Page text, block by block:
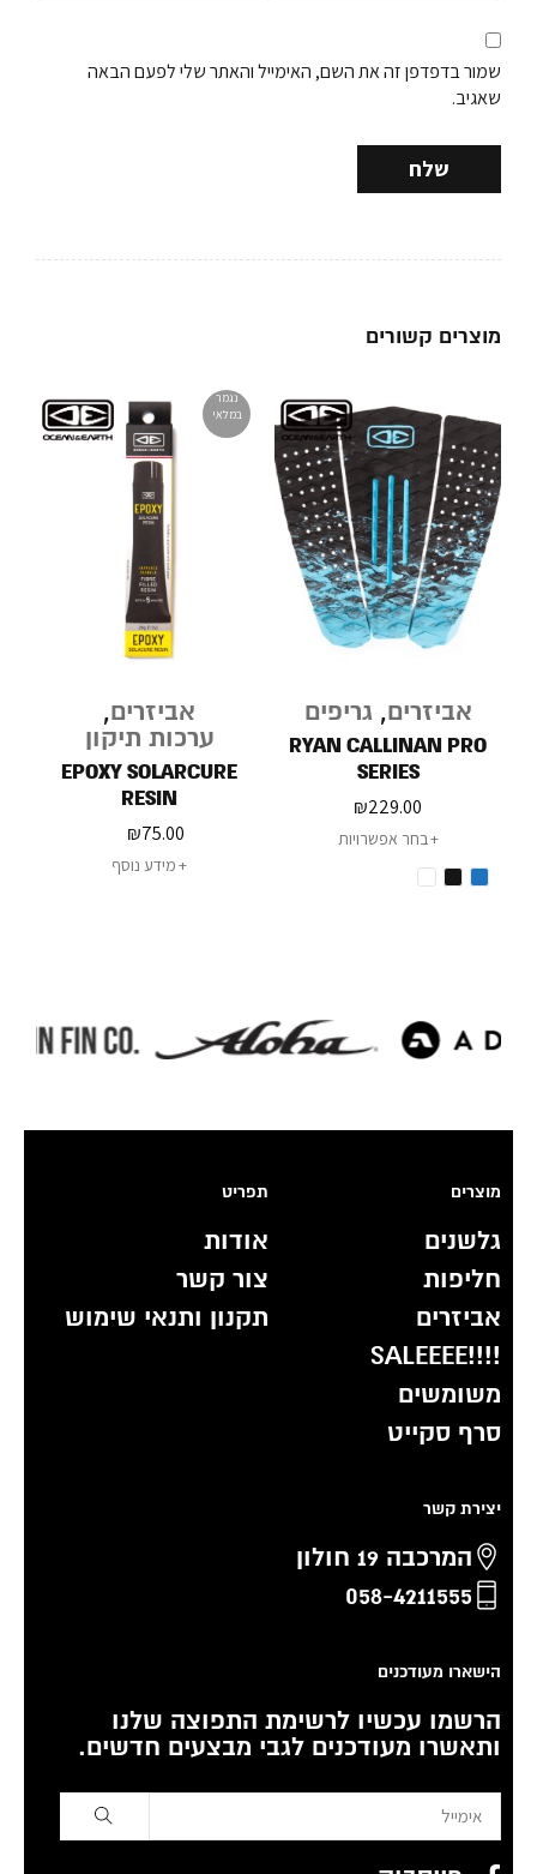
שמור בדפדפן זה את השם, האימייל והאתר שלי לפעם הבאה
שאגיב.
מוצרים קשורים
נגמר
במלאי
אביזרים,
ערכות תיקון
EPOXY SOLARCURE
RESIN
₪75.00
מידע נוסף
אביזרים, גריפים
RYAN CALLINAN PRO
SERIES
₪229.00
בחר אפשרויות
מוצרים
גלשנים
חליפות
אביזרים
!!!!SALEEEE
משומשים
סרף סקייט
תפריט
אודות
צור קשר
תקנון ותנאי שימוש
יצירת קשר
המרכבה 19 חולון
058-4211555
הישארו מעודכנים
הרשמו עכשיו לרשימת התפוצה שלנו
ותאשרו מעודכנים לגבי מבצעים חדשים.